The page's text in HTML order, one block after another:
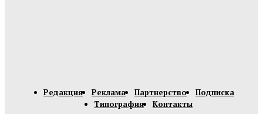
Редакция Реклама Партнерство
Подписка
Типография
Контакты